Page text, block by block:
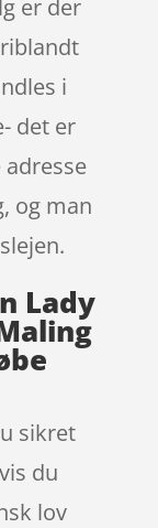
er der
i
det er
og man
Lady
sikret
du
lov